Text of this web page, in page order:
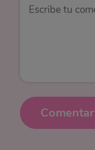
Comentar